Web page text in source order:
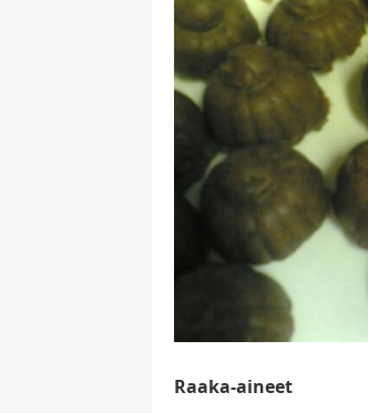
Raaka-aineet